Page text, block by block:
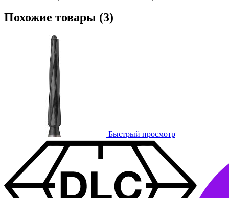
Похожие товары (3)
Быстрый просмотр